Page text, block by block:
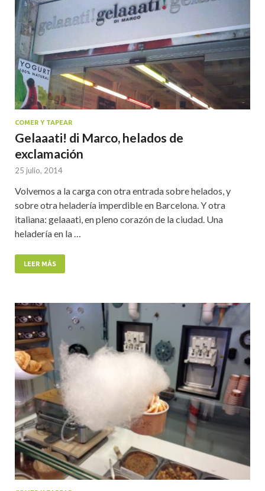
COMER Y TAPEAR
Gelaaati! di Marco, helados de
exclamación
25 julio, 2014
Volvemos a la carga con otra entrada sobre helados, y
sobre otra heladería imperdible en Barcelona. Y otra
italiana: gelaaati, en pleno corazón de la ciudad. Una
heladería en la …
LEER MÁS